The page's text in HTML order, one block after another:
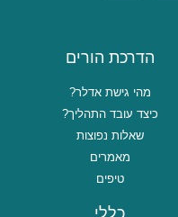
הדרכת הורים
מהי גישת אדלר?
כיצד עובד התהליך?
שאלות נפוצות
מאמרים
טיפים